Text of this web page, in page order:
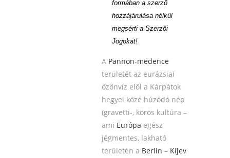
formában a szerző
hozzájárulása nélkül
megsérti a Szerzői
Jogokat!
A Pannon-medence
területét az eurázsiai
özönvíz elől a Kárpátok
hegyei közé húzódó nép
(gravetti-, körös kultúra –
ami Európa egész
jégmentes, lakható
területén a Berlin – Kijev